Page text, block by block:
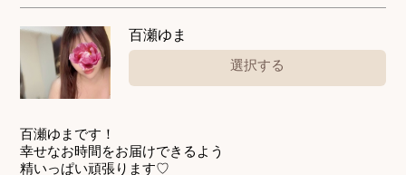
百瀬ゆまです！
幸せなお時間をお届けできるよう
精いっぱい頑張ります♡
百瀬ゆま
選択する